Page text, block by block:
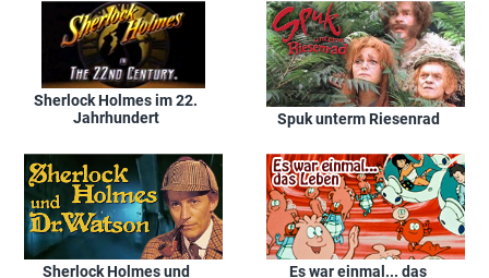
Sherlock Holmes im 22.
Jahrhundert
Spuk unterm Riesenrad
Sherlock Holmes und
Es war einmal... das